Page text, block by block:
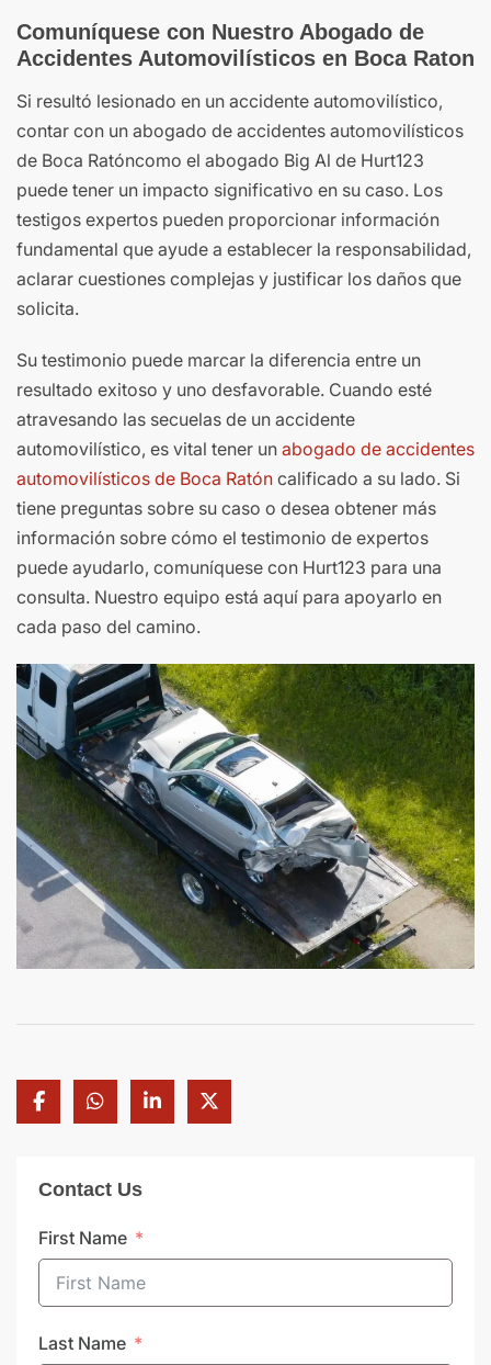
Comuníquese con Nuestro Abogado de
Accidentes Automovilísticos en Boca Raton
Si resultó lesionado en un accidente automovilístico,
contar con un abogado de accidentes automovilísticos
de Boca Ratóncomo el abogado Big Al de Hurt123
puede tener un impacto significativo en su caso. Los
testigos expertos pueden proporcionar información
fundamental que ayude a establecer la responsabilidad,
aclarar cuestiones complejas y justificar los daños que
solicita.
Su testimonio puede marcar la diferencia entre un
resultado exitoso y uno desfavorable. Cuando esté
atravesando las secuelas de un accidente
automovilístico, es vital tener un abogado de accidentes
automovilísticos de Boca Ratón calificado a su lado. Si
tiene preguntas sobre su caso o desea obtener más
información sobre cómo el testimonio de expertos
puede ayudarlo, comuníquese con Hurt123 para una
consulta. Nuestro equipo está aquí para apoyarlo en
cada paso del camino.
Contact Us
First Name
Last Name